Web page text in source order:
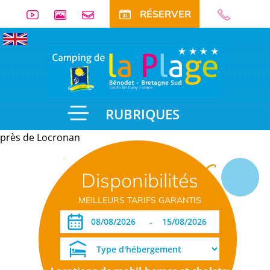
RÉSERVER
RUBRIQUES
Disponibilités
MEILLEURS TARIFS GARANTIS
-
près de Locronan
Informations
pratiques